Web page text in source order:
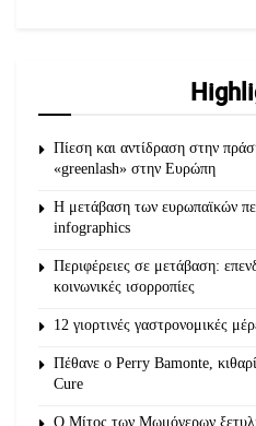
Πίεση και αντίδραση στην
«greenlash» στην Ευρώπη
Η μετάβαση των ευρωπαϊκών
infographics
Περιφέρειες σε μετάβαση:
κοινωνικές ισορροπίες
12 γιορτινές γαστρονομικές
Πέθανε ο Perry Bamonte,
Cure
O Μίτος των Μωμόγερων